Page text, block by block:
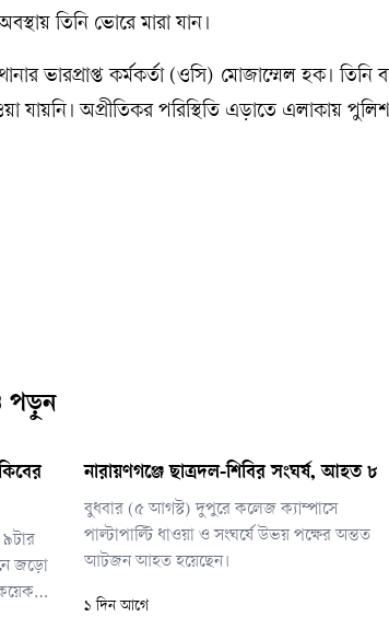
তিনি ভোরে মারা যান।
ভারপ্রাপ্ত কর্মকর্তা (ওসি) মোজাম্মেল হক।
অপ্রীতিকর পরিস্থিতি এড়াতে এলাকায়
পড়ুন
৯টার
জড়ো
নারায়ণগঞ্জে ছাত্রদল-শিবির সংঘর্ষ, আহত ৮
বুধবার (৫ আগস্ট) দুপুরে কলেজ ক্যাম্পাসে
পাল্টাপাল্টি ধাওয়া ও সংঘর্ষে উভয় পক্ষের অন্তত
আটজন আহত হয়েছেন।
১ দিন আগে